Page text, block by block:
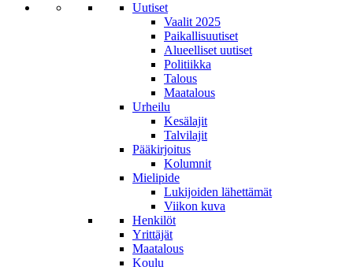
Uutiset
Vaalit 2025
Paikallisuutiset
Alueelliset uutiset
Politiikka
Talous
Maatalous
Urheilu
Kesälajit
Talvilajit
Pääkirjoitus
Kolumnit
Mielipide
Lukijoiden lähettämät
Viikon kuva
Henkilöt
Yrittäjät
Maatalous
Koulu